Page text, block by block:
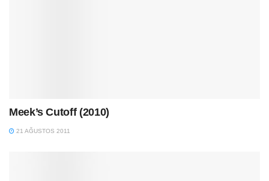
Meek’s Cutoff (2010)
21 AĞUSTOS 2011